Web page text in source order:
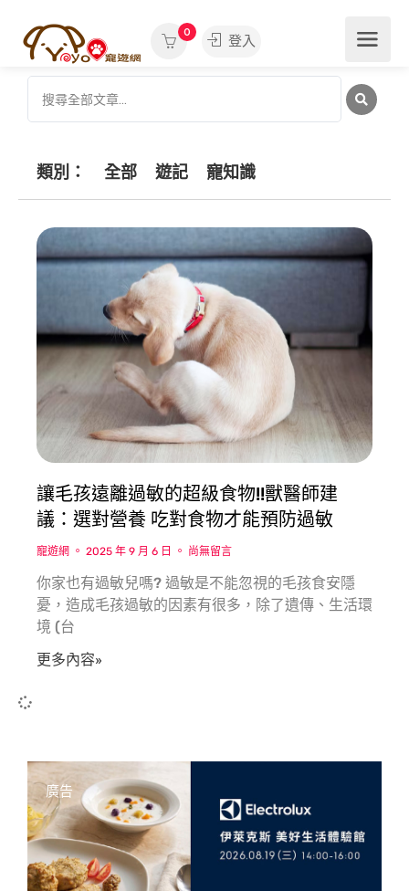
0
登入
類別： 全部 遊記 寵知識
讓毛孩遠離過敏的超級食物!!獸醫師建
議：選對營養 吃對食物才能預防過敏
寵遊網 2025 年 9 月 6 日 尚無留言
你家也有過敏兒嗎? 過敏是不能忽視的毛孩食安隱
憂，造成毛孩過敏的因素有很多，除了遺傳、生活環
境 (台
更多內容»
廣告